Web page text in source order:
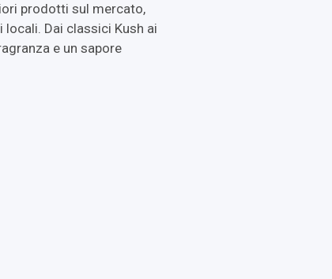
prodotti sul mercato,
Dai classici Kush ai
e un sapore